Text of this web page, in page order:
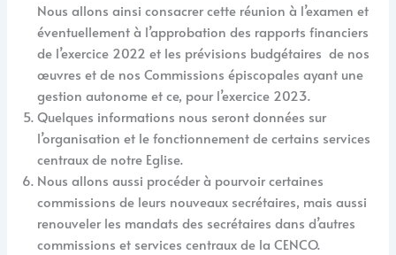
Nous allons ainsi consacrer cette réunion à l’examen et
éventuellement à l’approbation des rapports financiers
de l’exercice 2022 et les prévisions budgétaires de nos
œuvres et de nos Commissions épiscopales ayant une
gestion autonome et ce, pour l’exercice 2023.
Quelques informations nous seront données sur
l’organisation et le fonctionnement de certains services
centraux de notre Eglise.
Nous allons aussi procéder à pourvoir certaines
commissions de leurs nouveaux secrétaires, mais aussi
renouveler les mandats des secrétaires dans d’autres
commissions et services centraux de la CENCO.